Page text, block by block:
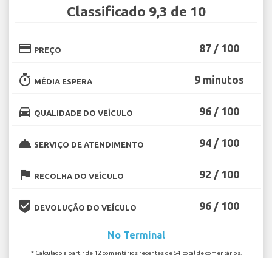
Classificado 9,3 de 10
credit_card PREÇO 87 / 100
timer MÉDIA ESPERA 9 minutos
directions_car QUALIDADE DO VEÍCULO 96 / 100
room_service SERVIÇO DE ATENDIMENTO 94 / 100
flag RECOLHA DO VEÍCULO 92 / 100
beenhere DEVOLUÇÃO DO VEÍCULO 96 / 100
No Terminal
* Calculado a partir de 12 comentários recentes de 54 total de comentários.